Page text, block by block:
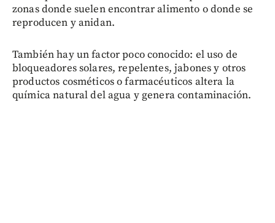
zonas donde suelen encontrar alimento o donde se
reproducen y anidan.
También hay un factor poco conocido: el uso de
bloqueadores solares, repelentes, jabones y otros
productos cosméticos o farmacéuticos altera la
química natural del agua y genera contaminación.